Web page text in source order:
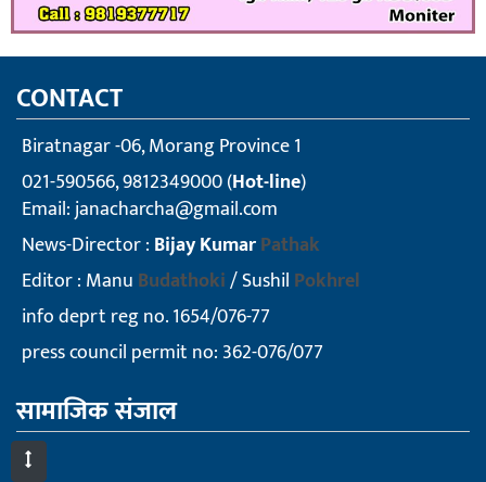
CONTACT
Biratnagar -06, Morang Province 1
021-590566, 9812349000 (Hot-line)
Email:janacharcha@gmail.com
News-Director : Bijay KumarPathak
Editor : Manu Budathoki/ Sushil Pokhrel
info deprt reg no. 1654/076-77
press council permit no: 362-076/077
सामाजिक संजाल